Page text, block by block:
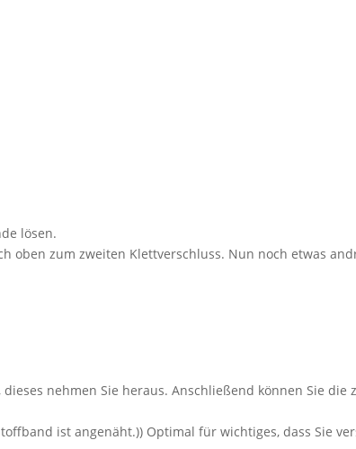
lösen.
oben zum zweiten Klettverschluss. Nun noch etwas
nehmen Sie heraus. Anschließend können Sie die
ist angenäht.)) Optimal für wichtiges, dass Sie